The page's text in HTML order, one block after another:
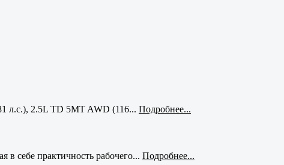
л.с.), 2.5L TD 5MT AWD (116... Подробнее...
себе практичность рабочего... Подробнее...